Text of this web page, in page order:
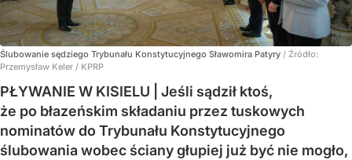
Ślubowanie sędziego Trybunału Konstytucyjnego Sławomira Patyry / Źródło:
Przemysław Keler / KPRP
PŁYWANIE W KISIELU | Jeśli sądził ktoś,
że po błazeńskim składaniu przez tuskowych
nominatów do Trybunału Konstytucyjnego
ślubowania wobec ściany głupiej już być nie mogło,